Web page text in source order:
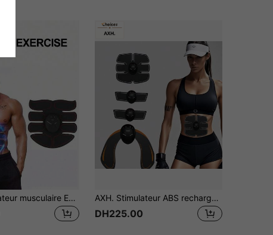
AXH. Stimulateur musculaire EMS, entraîneur de muscles abdominaux, appareil d'entraînement musculaire unisexe - Entraînement abdominal à domicile AXH. Stimulateur ABS rechargeable, appareil d'entraînement musculaire, équipement de massage à stimulation musculaire EMS, convient aux hommes et aux femmes pour ajuster l'abdomen, les fesses et les cuisses
DH225.00